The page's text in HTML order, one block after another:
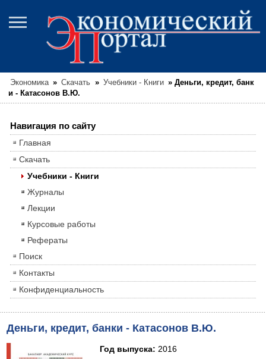
Экономика » Скачать » Учебники - Книги » Деньги, кредит, банк
и - Катасонов В.Ю.
Навигация по сайту
Главная
Скачать
Учебники - Книги
Журналы
Лекции
Курсовые работы
Рефераты
Поиск
Контакты
Конфиденциальность
Деньги, кредит, банки - Катасонов В.Ю.
Год выпуска: 2016